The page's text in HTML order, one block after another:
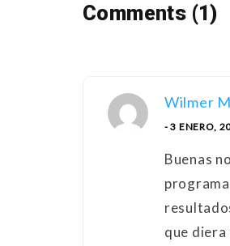
Comments (1)
Wilmer
- 3 ENERO,
Buenas
que diera